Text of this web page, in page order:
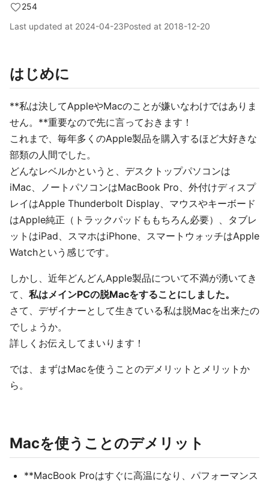
254
Last updated at 2024-04-23Posted at 2018-12-20
はじめに
**私は決してAppleやMacのことが嫌いなわけではありま
せん。**重要なので先に言っておきます！
これまで、毎年多くのApple製品を購入するほど大好きな
部類の人間でした。
どんなレベルかというと、デスクトップパソコンは
iMac、ノートパソコンはMacBook Pro、外付けディスプ
レイはApple Thunderbolt Display、マウスやキーボード
はApple純正（トラックパッドももちろん必要）、タブレ
ットはiPad、スマホはiPhone、スマートウォッチはApple
Watchという感じです。
しかし、近年どんどんApple製品について不満が湧いてき
て、 私はメインPCの脱Macをすることにしました。
さて、デザイナーとして生きている私は脱Macを出来たの
でしょうか。
詳しくお伝えしてまいります！
では、まずはMacを使うことのデメリットとメリットか
ら。
Macを使うことのデメリット
**MacBook Proはすぐに高温になり、パフォーマンス